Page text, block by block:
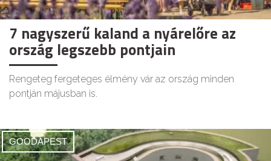
7 nagyszerű kaland a nyárelőre az
ország legszebb pontjain
Rengeteg fergeteges élmény vár az ország minden
pontján májusban is.
GOODAPEST